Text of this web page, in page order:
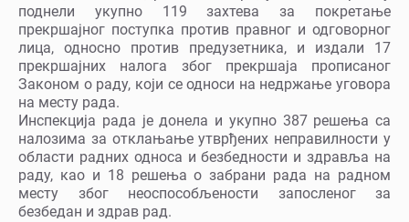
поднели укупно 119 захтева за покретање
прекршајног поступка против правног и одговорног
лица, односно против предузетника, и издали 17
прекршајних налога због прекршаја прописаног
Законом о раду, који се односи на недржање уговора
на месту рада.
Инспекција рада је донела и укупно 387 решења са
налозима за отклањање утврђених неправилности у
области радних односа и безбедности и здравља на
раду, као и 18 решења о забрани рада на радном
месту због неоспособљености запосленог за
безбедан и здрав рад.